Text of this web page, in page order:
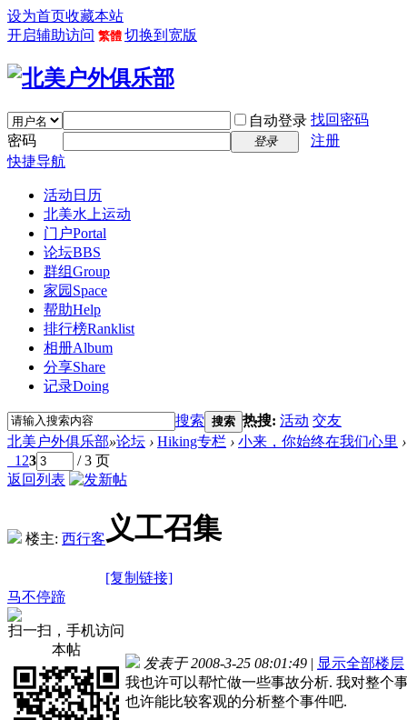
设为首页收藏本站
开启辅助访问 繁體 切换到宽版
自动登录 找回密码
密码
登录
注册
快捷导航
活动日历
北美水上运动
门户Portal
论坛BBS
群组Group
家园 Space
帮助Help
排行榜Ranklist
相册Album
分享Share
记录Doing
搜索 搜索 热搜: 活动 交友
北美户外俱乐部»论坛 › Hiking专栏 › 小来，你始终在我们心里 ›
1 23
/ 3 页
返回列表
楼主: 西行客 义工召集
[复制链接]
马不停蹄
扫一扫，手机访问
本帖
发表于 2008-3-25 08:01:49 | 显示全部楼层
我也许可以帮忙做一些事故分析. 我对整个
也许能比较客观的分析整个事件吧.